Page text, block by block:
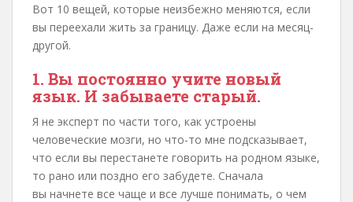
Вот 10 вещей, которые неизбежно меняются, если
вы переехали жить за границу. Даже если на месяц-
другой.
1. Вы постоянно учите новый
язык. И забываете старый.
Я не эксперт по части того, как устроены
человеческие мозги, но что-то мне подсказывает,
что если вы перестанете говорить на родном языке,
то рано или поздно его забудете. Сначала
вы начнете все чаще и все лучше понимать, о чем